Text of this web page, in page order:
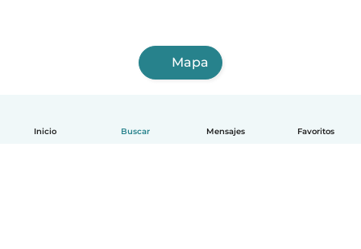
Inicio Buscar Mensajes Favoritos
Mapa